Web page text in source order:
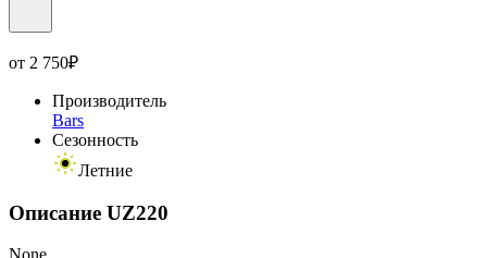
от 2 750₽
Производитель
Bars
Сезонность
Летние
Описание UZ220